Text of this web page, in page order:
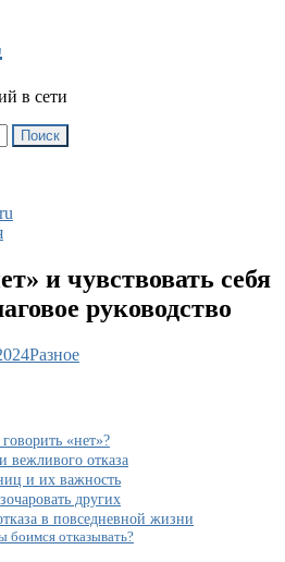
в сети
и чувствовать себя
руководство
Как
чувствовать
себя
комфортно:
пошаговое
руководство
Разное
«нет»?
вежливого отказа
и их важность
других
в повседневной жизни
отказывать?